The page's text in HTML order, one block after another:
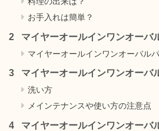
お手入れは簡単？
マイヤーオールインワンオーバ
マイヤーオールインワンオーバル
マイヤーオールインワンオーバ
洗い方
メインテナンスや使い方の注意点
マイヤーオールインワンオーバ